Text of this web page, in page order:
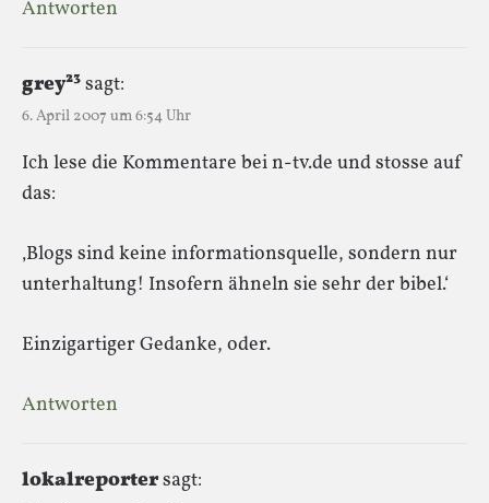
Antworten
grey²³sagt:
6. April 2007 um 6:54 Uhr
Ich lese die Kommentare bei n-tv.de und stosse auf
das:
‚Blogs sind keine informationsquelle, sondern nur
unterhaltung! Insofern ähneln sie sehr der bibel.‘
Einzigartiger Gedanke, oder.
Antworten
lokalreportersagt: